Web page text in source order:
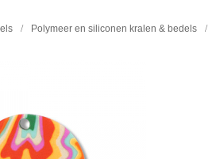
Polymeer en siliconen kralen & bedels